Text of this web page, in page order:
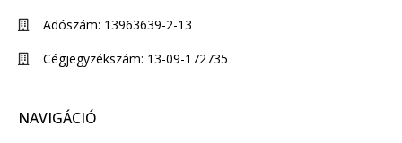
Adószám: 13963639-2-13
Cégjegyzékszám: 13-09-172735
NAVIGÁCIÓ